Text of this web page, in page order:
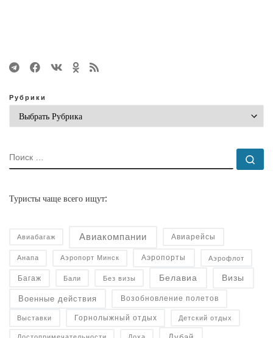
Рубрики
ПОИСК
Туристы чаще всего ищут:
Авиабагаж Авиакомпании Авиарейсы
Анапа Аэропорт Минск Аэропорты Аэрофлот
Багаж Бали Без визы Белавиа Визы
Военные действия Возобновление полетов
Выставки Горнолыжный отдых Детский отдых